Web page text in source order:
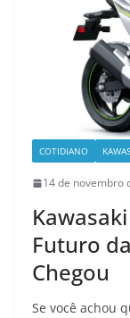
COTIDIANO
14 de novembro
Futuro
Chegou
Se você achou